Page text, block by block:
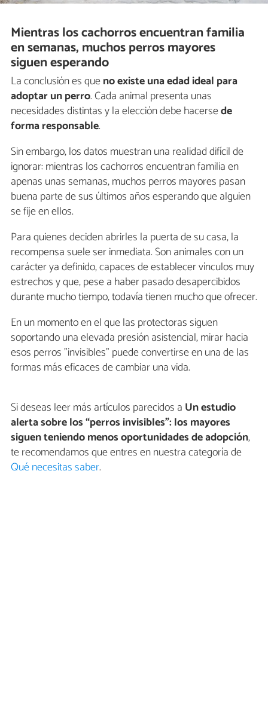
Mientras los cachorros encuentran familia
en semanas, muchos perros mayores
siguen esperando
La conclusión es queno existe una edad ideal para
adoptar un perro. Cada animal presenta unas
necesidades distintas y la elección debe hacersede
forma responsable.
Sin embargo, los datos muestran una realidad difícil de
ignorar: mientras los cachorros encuentran familia en
apenas unas semanas, muchos perros mayores pasan
buena parte de sus últimos años esperando que alguien
se fije en ellos.
Para quienes deciden abrirles la puerta de su casa, la
recompensa suele ser inmediata. Son animales con un
carácter ya definido, capaces de establecer vínculos muy
estrechos y que, pese a haber pasado desapercibidos
durante mucho tiempo, todavía tienen mucho que ofrecer.
En un momento en el que las protectoras siguen
soportando una elevada presión asistencial, mirar hacia
esos perros "invisibles" puede convertirse en una de las
formas más eficaces de cambiar una vida.
Si deseas leer más artículos parecidos a Un estudio
alerta sobre los “perros invisibles”: los mayores
siguen teniendo menos oportunidades de adopción,
te recomendamos que entres en nuestra categoría de
Qué necesitas saber.